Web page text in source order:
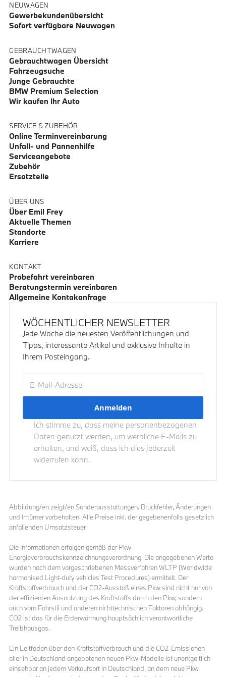
NEUWAGEN
Gewerbekundenübersicht
Sofort verfügbare Neuwagen
GEBRAUCHTWAGEN
Gebrauchtwagen Übersicht
Fahrzeugsuche
Junge Gebrauchte
BMW Premium Selection
Wir kaufen Ihr Auto
SERVICE & ZUBEHÖR
Online Terminvereinbarung
Unfall- und Pannenhilfe
Serviceangebote
Zubehör
Ersatzteile
ÜBER UNS
Über Emil Frey
Aktuelle Themen
Standorte
Karriere
KONTAKT
Probefahrt vereinbaren
Beratungstermin vereinbaren
Allgemeine Kontakanfrage
WÖCHENTLICHER NEWSLETTER
Jede Woche die neuesten Veröffentlichungen und
Tipps, interessante Artikel und exklusive Inhalte in
Ihrem Posteingang.
Ich stimme zu, dass meine personenbezogenen
Daten genutzt werden, um werbliche E-Mails zu
erhalten, und weiß, dass ich dies jederzeit
widerrufen kann.
Abbildung/en zeigt/en Sonderausstattungen. Druckfehler, Änderungen
und Irrtümer vorbehalten. Alle Preise inkl. der gegebenenfalls gesetzlich
anfallenden Umsatzsteuer.
Die Informationen erfolgen gemäß der Pkw-
Energieverbrauchskennzeichnungsverordnung. Die angegebenen Werte
wurden nach dem vorgeschriebenen Messverfahren WLTP (Worldwide
harmonised Light-duty vehicles Test Procedures) ermittelt. Der
Kraftstoffverbrauch und der CO2-Ausstoß eines Pkw sind nicht nur von
der effizienten Ausnutzung des Kraftstoffs durch den Pkw, sondern
auch vom Fahrstil und anderen nichttechnischen Faktoren abhängig.
CO2 ist das für die Erderwärmung hauptsächlich verantwortliche
Treibhausgas.
Ein Leitfaden über den Kraftstoffverbrauch und die CO2-Emissionen
aller in Deutschland angebotenen neuen Pkw-Modelle ist unentgeltlich
einsehbar an jedem Verkaufsort in Deutschland, an dem neue Pkw